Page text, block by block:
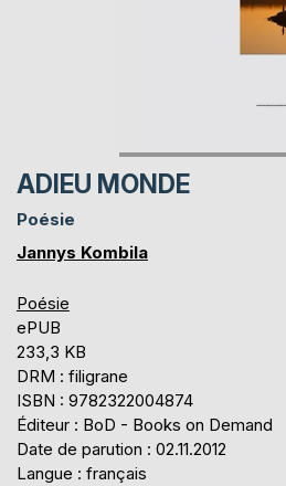
ADIEU MONDE
Poésie
Jannys Kombila
Poésie
ePUB
233,3 KB
DRM : filigrane
ISBN : 9782322004874
Éditeur : BoD - Books on Demand
Date de parution : 02.11.2012
Langue : français